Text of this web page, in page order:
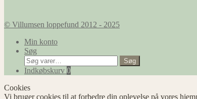
© Villumsen loppefund 2012 - 2025
Min konto
Søg
Søg
efter:
Søg
Indkøbskurv 0
Cookies
Vi bruger cookies til at forbedre din oplevelse på vores